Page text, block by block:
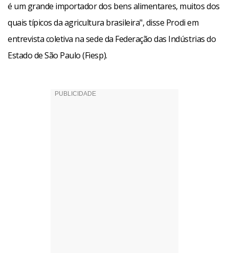
é um grande importador dos bens alimentares, muitos dos
quais típicos da agricultura brasileira", disse Prodi em
entrevista coletiva na sede da Federação das Indústrias do
Estado de São Paulo (Fiesp).